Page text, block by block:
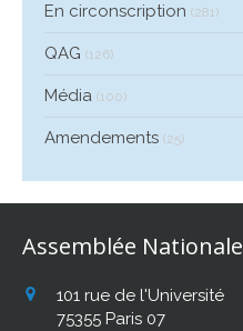
En circonscription (281)
QAG (126)
Média (100)
Amendements (25)
Assemblée Nationale
101 rue de l'Université
75355 Paris 07